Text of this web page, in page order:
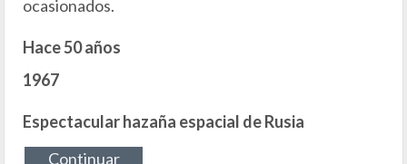
ocasionados.
Hace 50 años
1967
Espectacular hazaña espacial de Rusia
Continuar